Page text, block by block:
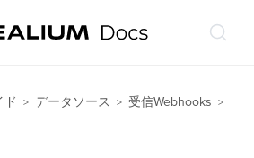
ド > データソース > 受信Webhooks >